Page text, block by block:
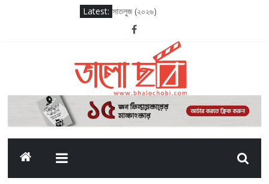
Latest: সাতলুজ (২০২৬)
আদর্শ বাল বিদ্যালয় (২০২৬)
সাকসেশন সিজন থ্রি
লগ আউট (২০২৫)
দ্য ওডিসি (২০২৬)